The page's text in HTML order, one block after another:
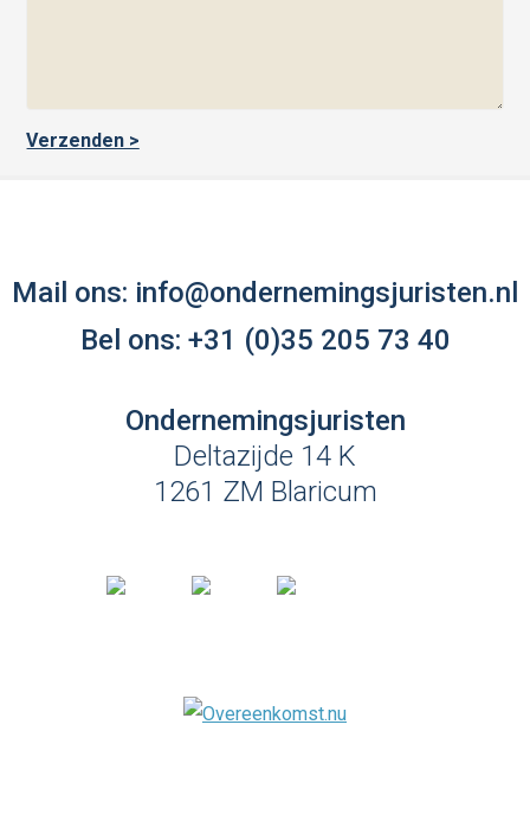
Mail ons: info@ondernemingsjuristen.nl
Bel ons: +31 (0)35 205 73 40
Ondernemingsjuristen
Deltazijde 14 K
1261 ZM Blaricum